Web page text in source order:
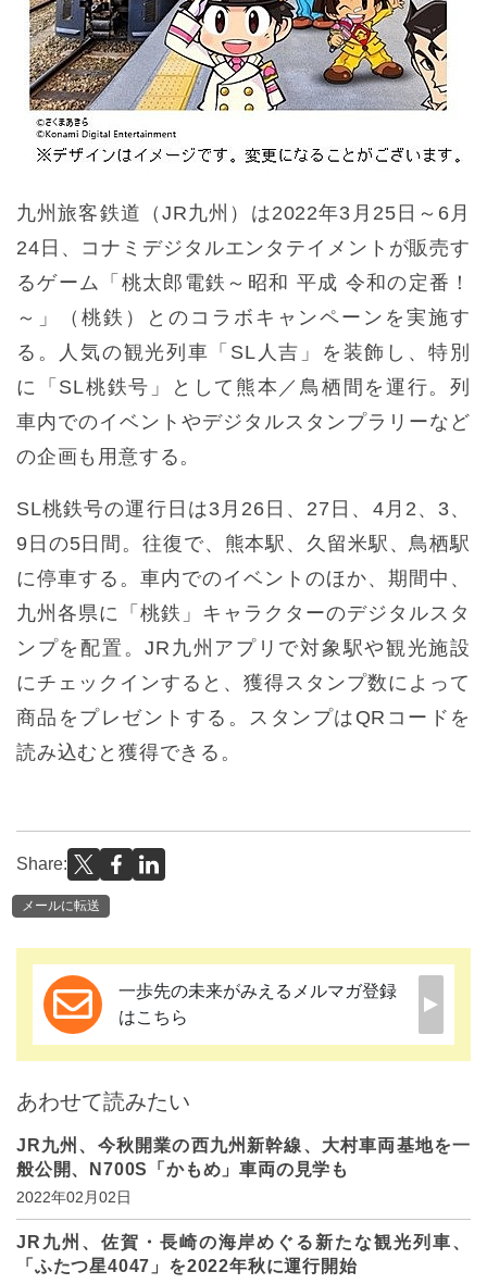
九州旅客鉄道（JR九州）は2022年3月25日～6月
24日、コナミデジタルエンタテイメントが販売す
るゲーム「桃太郎電鉄～昭和 平成 令和の定番！
～」（桃鉄）とのコラボキャンペーンを実施す
る。人気の観光列車「SL人吉」を装飾し、特別
に「SL桃鉄号」として熊本／鳥栖間を運行。列
車内でのイベントやデジタルスタンプラリーなど
の企画も用意する。
SL桃鉄号の運行日は3月26日、27日、4月2、3、
9日の5日間。往復で、熊本駅、久留米駅、鳥栖駅
に停車する。車内でのイベントのほか、期間中、
九州各県に「桃鉄」キャラクターのデジタルスタ
ンプを配置。JR九州アプリで対象駅や観光施設
にチェックインすると、獲得スタンプ数によって
商品をプレゼントする。スタンプはQRコードを
読み込むと獲得できる。
Share:
メールに転送
一歩先の未来がみえるメルマガ登録
はこちら
あわせて読みたい
JR九州、今秋開業の西九州新幹線、大村車両基地を一
般公開、N700S「かもめ」車両の見学も
2022年02月02日
JR九州、佐賀・長崎の海岸めぐる新たな観光列車、
「ふたつ星4047」を2022年秋に運行開始